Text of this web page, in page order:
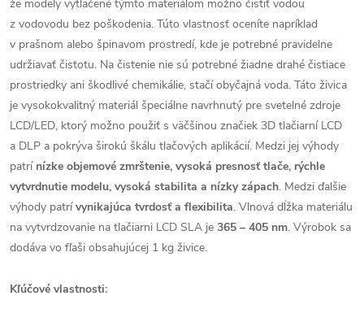
že modely vytlačené týmto materiálom možno čistiť vodou
z vodovodu bez poškodenia. Túto vlastnosť oceníte napríklad
v prašnom alebo špinavom prostredí, kde je potrebné pravidelne
udržiavať čistotu. Na čistenie nie sú potrebné žiadne drahé čistiace
prostriedky ani škodlivé chemikálie, stačí obyčajná voda. Táto živica
je vysokokvalitný materiál špeciálne navrhnutý pre svetelné zdroje
LCD/LED, ktorý možno použiť s väčšinou značiek 3D tlačiarní LCD
a DLP a pokrýva širokú škálu tlačových aplikácií. Medzi jej výhody
patrí nízke objemové zmrštenie, vysoká presnosť tlače, rýchle
vytvrdnutie modelu, vysoká stabilita a nízky zápach. Medzi ďalšie
výhody patrívynikajúca tvrdosť a flexibilita. Vlnová dĺžka materiálu
na vytvrdzovanie na tlačiarni LCD SLA je 365 – 405 nm. Výrobok sa
dodáva vo fľaši obsahujúcej 1 kg živice.
Kľúčové vlastnosti: